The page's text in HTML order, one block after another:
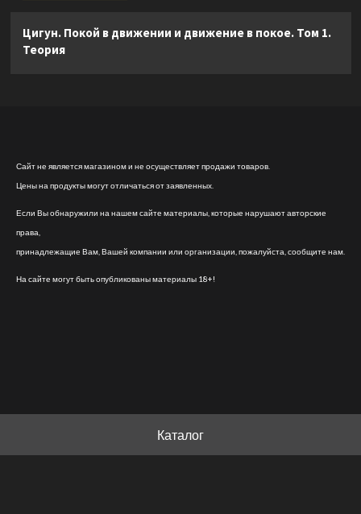
Цигун. Покой в движении и движение в покое. Том 1.
Теория
Сайт не является магазином и не осуществляет продажи товаров.
Цены на продукты могут отличаться от заявленных.
Если Вы обнаружили на нашем сайте материалы, которые нарушают авторские
права,
принадлежащие Вам, Вашей компании или организации, пожалуйста, сообщите нам.
На сайте могут быть опубликованы материалы 18+!
Каталог